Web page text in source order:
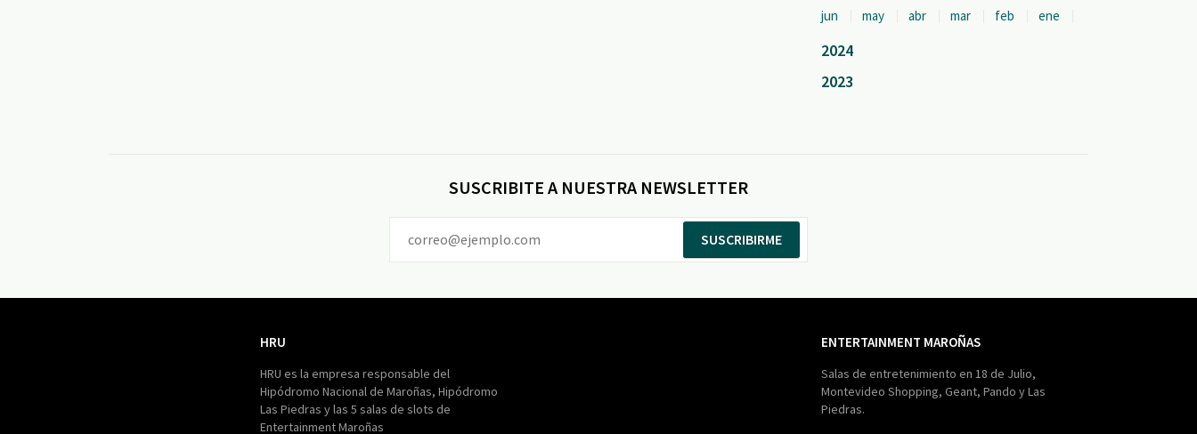
jun
may abr mar feb ene
2024
2023
SUSCRIBITE A NUESTRA NEWSLETTER
SUSCRIBIRME
HRU
HRU es la empresa responsable del
Hipódromo Nacional de Maroñas, Hipódromo
Las Piedras y las 5 salas de slots de
Entertainment Maroñas
ENTERTAINMENT MAROÑAS
Salas de entretenimiento en 18 de Julio,
Montevideo Shopping, Geant, Pando y Las
Piedras.